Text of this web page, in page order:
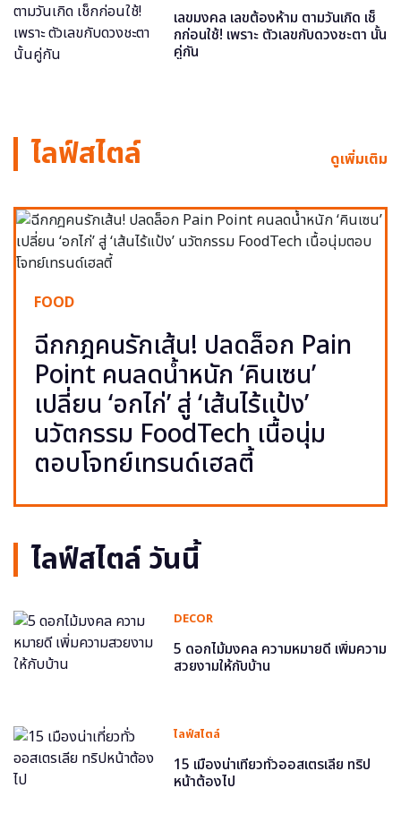
เลขมงคล เลขต้องห้าม ตามวันเกิด เช็
กก่อนใช้! เพราะ ตัวเลขกับดวงชะตา นั้น
คู่กัน
ไลฟ์สไตล์ ดูเพิ่มเติม
FOOD
ฉีกกฎคนรักเส้น! ปลดล็อก Pain
Point คนลดน้ำหนัก ‘คินเซน’
เปลี่ยน ‘อกไก่’ สู่ ‘เส้นไร้แป้ง’
นวัตกรรม FoodTech เนื้อนุ่ม
ตอบโจทย์เทรนด์เฮลตี้
ไลฟ์สไตล์ วันนี้
DECOR
5 ดอกไม้มงคล ความหมายดี เพิ่มความ
สวยงามให้กับบ้าน
ไลฟ์สไตล์
15 เมืองน่าเที่ยวทั่วออสเตรเลีย ทริป
หน้าต้องไป